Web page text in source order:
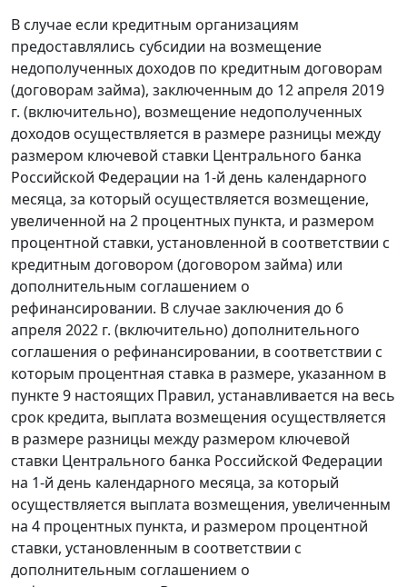
В случае если кредитным организациям
предоставлялись субсидии на возмещение
недополученных доходов по кредитным договорам
(договорам займа), заключенным до 12 апреля 2019
г. (включительно), возмещение недополученных
доходов осуществляется в размере разницы между
размером ключевой ставки Центрального банка
Российской Федерации на 1-й день календарного
месяца, за который осуществляется возмещение,
увеличенной на 2 процентных пункта, и размером
процентной ставки, установленной в соответствии с
кредитным договором (договором займа) или
дополнительным соглашением о
рефинансировании. В случае заключения до 6
апреля 2022 г. (включительно) дополнительного
соглашения о рефинансировании, в соответствии с
которым процентная ставка в размере, указанном в
пункте 9 настоящих Правил, устанавливается на весь
срок кредита, выплата возмещения осуществляется
в размере разницы между размером ключевой
ставки Центрального банка Российской Федерации
на 1-й день календарного месяца, за который
осуществляется выплата возмещения, увеличенным
на 4 процентных пункта, и размером процентной
ставки, установленным в соответствии с
дополнительным соглашением о